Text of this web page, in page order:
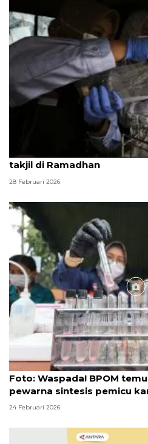
BPOM Bandarlampung
takjil di Ramadhan
28 Februari 2026
Foto
Foto: Waspada! BPOM
pewarna sintesis pemicu
24 Februari 2026